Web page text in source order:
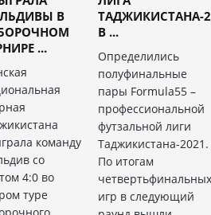
В
...
команду
со
4:0 во
туре
ТАДЖИКИСТАНА-
В ...
Определились
полуфинальные
пары Formula55 –
профессиональной
футзальной лиги
Таджикистана-2021.
По итогам
четвертьфинальных
игр в следующий